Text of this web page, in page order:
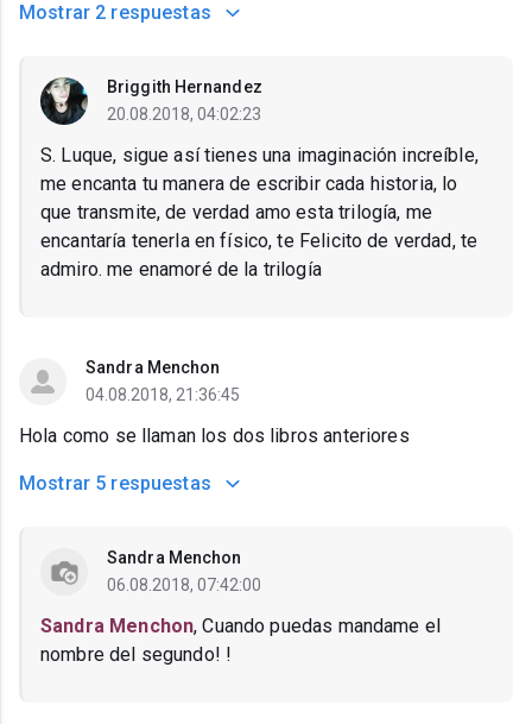
Mostrar 2 respuestas
Briggith Hernandez
20.08.2018, 04:02:23
S. Luque, sigue así tienes una imaginación increíble,
me encanta tu manera de escribir cada historia, lo
que transmite, de verdad amo esta trilogía, me
encantaría tenerla en físico, te Felicito de verdad, te
admiro. me enamoré de la trilogía
Sandra Menchon
04.08.2018, 21:36:45
Hola como se llaman los dos libros anteriores
Mostrar 5 respuestas
Sandra Menchon
06.08.2018, 07:42:00
Sandra Menchon, Cuando puedas mandame el
nombre del segundo! !